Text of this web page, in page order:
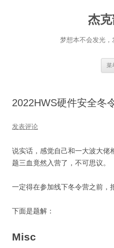
杰
梦想本不会发光
菜
2022HWS硬件安全冬
发表评论
说实话，感觉自己和一大波大佬
题三血竟然入营了，不可思议。
一定得在参加线下冬令营之前，
下面是题解：
Misc